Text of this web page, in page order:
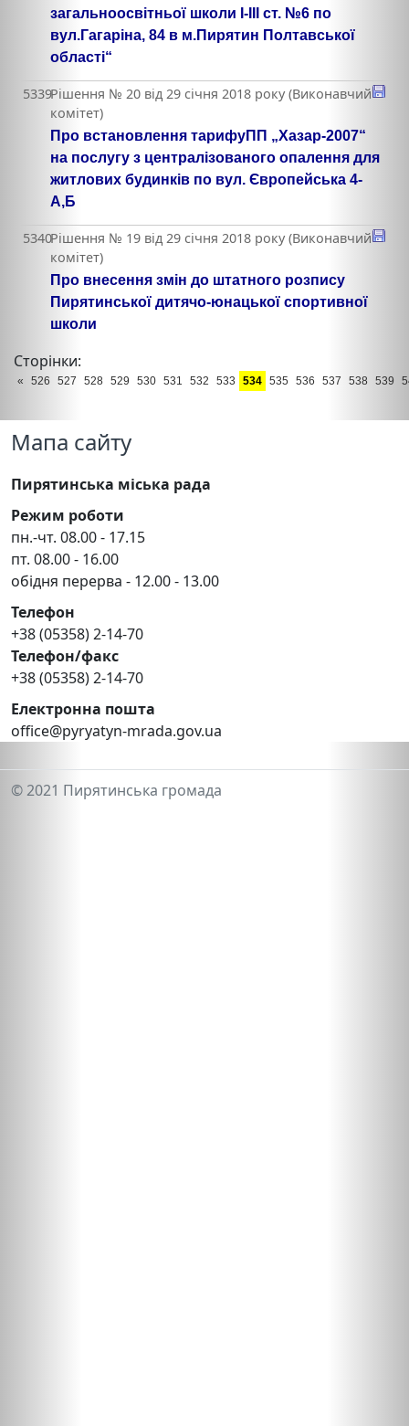
загальноосвітньої школи І-ІІІ ст. №6 по
вул.Гагаріна, 84 в м.Пирятин Полтавської
області“
5339Рішення № 20 від 29 січня 2018 року (Виконавчий
комітет)
Про встановлення тарифуПП „Хазар-2007“
на послугу з централізованого опалення для
житлових будинків по вул. Європейська 4-
А,Б
5340Рішення № 19 від 29 січня 2018 року (Виконавчий
комітет)
Про внесення змін до штатного розпису
Пирятинської дитячо-юнацької спортивної
школи
Сторінки:
« 526 527 528 529 530 531 532 533 534 535 536 537 538 539
Мапа сайту
Пирятинська міська рада
Режим роботи
пн.-чт. 08.00 - 17.15
пт. 08.00 - 16.00
обідня перерва - 12.00 - 13.00
Телефон
+38 (05358) 2-14-70
Телефон/факс
+38 (05358) 2-14-70
Електронна пошта
office@pyryatyn-mrada.gov.ua
© 2021 Пирятинська громада